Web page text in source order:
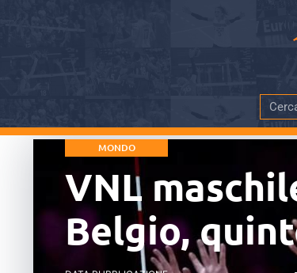
MONDO
VNL
Belgio,